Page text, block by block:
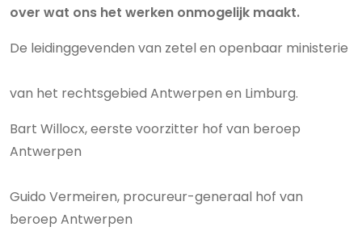
over wat ons het werken onmogelijk maakt.
De leidinggevenden van zetel en openbaar ministerie
van het rechtsgebied Antwerpen en Limburg.
Bart Willocx, eerste voorzitter hof van beroep
Antwerpen
Guido Vermeiren, procureur-generaal hof van
beroep Antwerpen